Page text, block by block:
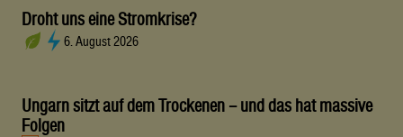
Droht uns eine Stromkrise?
6. August 2026
Ungarn sitzt auf dem Trockenen – und das hat massive
Folgen